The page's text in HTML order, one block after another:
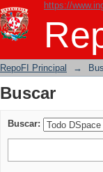
https://
Buscar
RepoFI Principal →
Buscar
Buscar: